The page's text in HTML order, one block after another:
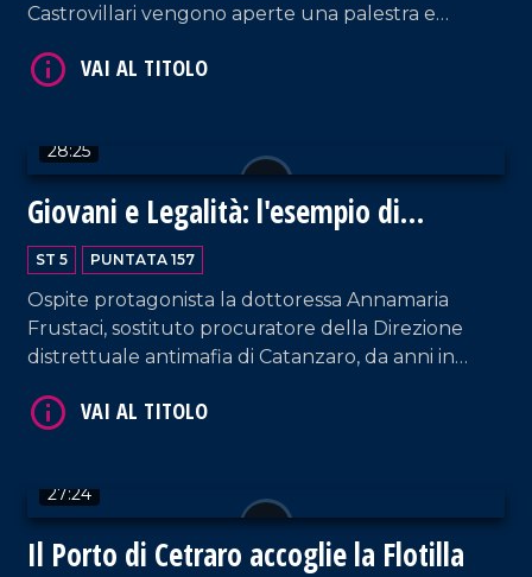
Castrovillari vengono aperte una palestra e
puntata, intervengono: il direttore del carcere
Penale di Reggio Calabria, Francesco Siclari.
28:25
Giovani e Legalità: l'esempio di
Annamaria Frustaci
ST 5 PUNTATA 157
Ospite protagonista la dottoressa Annamaria
Frustaci, sostituto procuratore della Direzione
distrettuale antimafia di Catanzaro, da anni in
criminali, soprattutto nel Vibonese. La conduzione
27:24
Il Porto di Cetraro accoglie la Flotilla
VAI AL TITOLO